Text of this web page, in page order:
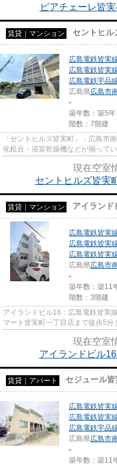
ピアチェーレ皆
賃貸｜マンション セントヒル
広島電鉄皆実
広島電鉄皆実
広島電鉄宇品
広島県広島市
-
築年数：築5年
階数：7階建
「セントヒルズ皆実町」：広島
化粧台・浴室乾燥機などが揃って
現在空室
セントヒルズ皆実
賃貸｜マンション アイランド
広島電鉄皆実
広島電鉄皆実
広島電鉄皆実
広島県広島市
-
築年数：築11
階数：3階建
アイランドビル16：広島電鉄皆実
マート皆実町一丁目店まで徒歩5
現在空室
アイランドビル
賃貸｜アパート セジュール
広島電鉄皆実
広島電鉄皆実
広島電鉄宇品
広島県広島市
-
築年数：築11